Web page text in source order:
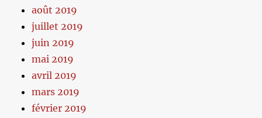
août 2019
juillet 2019
juin 2019
mai 2019
avril 2019
mars 2019
février 2019